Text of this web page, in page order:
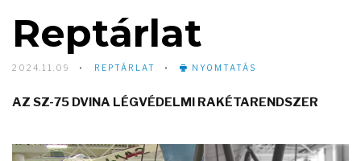
Reptárlat
2024.11.09 REPTÁRLAT NYOMTATÁS
AZ SZ-75 DVINA LÉGVÉDELMI RAKÉTARENDSZER
Video